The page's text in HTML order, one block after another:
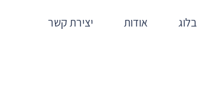
בלוג אודות יצירת קשר